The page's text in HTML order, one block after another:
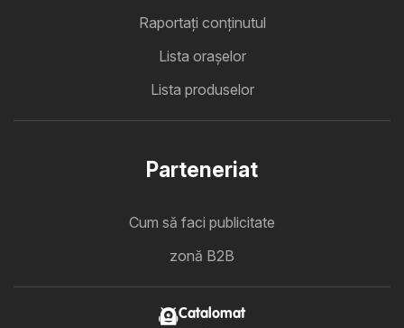
Raportați conținutul
Lista oraşelor
Lista produselor
Parteneriat
Cum să faci publicitate
zonă B2B
Catalomat